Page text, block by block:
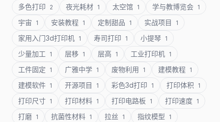
多色打印 2 夜光耗材 1 太空馆 1 学与教博览会 1
宇宙 1 安装教程 1 定制甜品 1 实战项目 1
家用入门3d打印机 1 寿司打印 1 小提琴 1
少量加工 1 层移 1 层高 1 工业打印机 1
工件固定 1 广雅中学 1 废物利用 1 建模教程 1
建模软件 1 开源项目 1 彩色3d打印 1 打印体积 1
打印尺寸 1 打印材料 1 打印电路板 1 打印速度 1
打磨 1 抗菌性材料 1 拉丝 1 指纹模型 1